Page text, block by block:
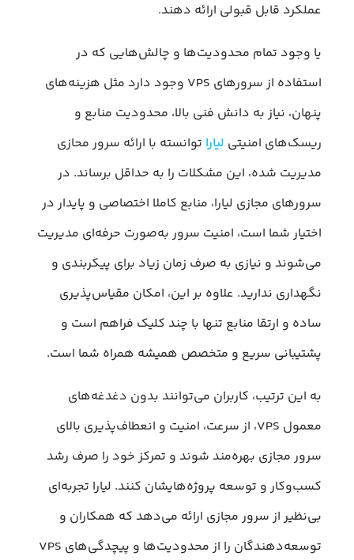
عملکرد قابل قبولی ارائه دهند.
یا وجود تمام محدودیت‌ها و چالش‌هایی که در
استفاده از سرورهای VPS وجود دارد مثل هزینه‌های
پنهان، نیاز به دانش فنی بالا، محدودیت‌ منابع و
ریسک‌های امنیتی لیارا توانسته با ارائه سرور محازی
مدیریت شده، این مشکلات را به حداقل برساند. در
سرورهای مجازی لیارا، منابع کاملا اختصاصی و پایدار در
اختیار شما است، امنیت سرور به‌صورت حرفه‌ای مدیریت
می‌شوند و نیازی به صرف زمان زیاد برای پیکربندی و
نگهداری ندارید. علاوه بر این، امکان مقیاس‌پذیری
ساده و ارتقا منابع تنها با چند کلیک فراهم است و
پشتیبانی سریع و متخصص همیشه همراه شما است.
به این ترتیب، کاربران می‌توانند بدون دغدغه‌های
معمول VPS، از سرعت، امنیت و انعطاف‌پذیری بالای
سرور مجازی بهره‌مند شوند و تمرکز خود را صرف رشد
کسب‌وکار و توسعه پروژه‌هایشان کنند. لیارا تجربه‌ای
بی‌نظیر از سرور مجازی ارائه می‌دهد که همکاران و
توسعه‌‌دهندگان را از محدودیت‌ها و پیچدگی‌های VPS